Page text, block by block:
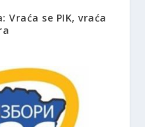
Vraća se PIK, vraća